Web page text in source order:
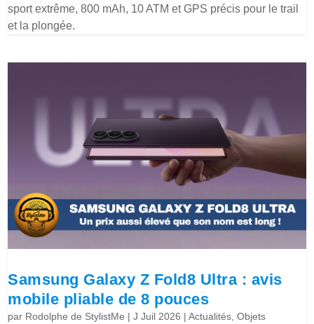
sport extrême, 800 mAh, 10 ATM et GPS précis pour le trail
et la plongée.
Samsung Galaxy Z Fold8 Ultra : avis
mobile pliable de 8 pouces
par Rodolphe de StylistMe |J Juil 2026 |Actualités ,Objets